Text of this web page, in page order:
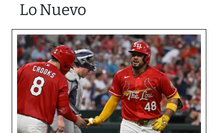
Lo Nuevo